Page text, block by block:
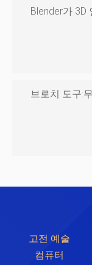
Blender가 3D
브로치 도구:
고전 예술
컴퓨터